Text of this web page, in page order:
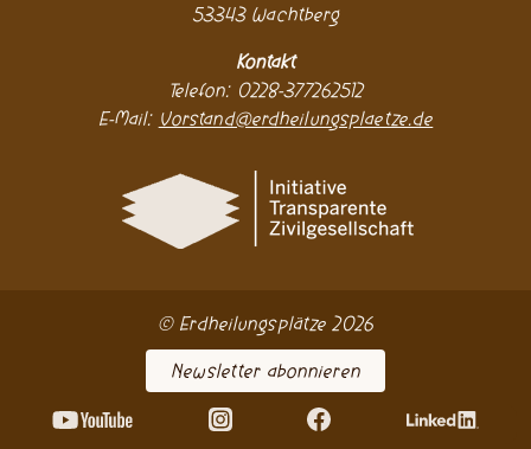
53343 Wachtberg
Kontakt
Telefon: 0228-377262512
E-Mail: Vorstand@erdheilungsplaetze.de
© Erdheilungsplätze 2026
Newsletter abonnieren